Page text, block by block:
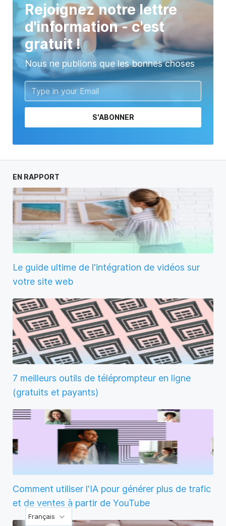
Rejoignez notre lettre
d'information - c'est
gratuit !
Nous ne publions que les bonnes choses
S'ABONNER
EN RAPPORT
Le guide ultime de l'intégration de vidéos sur
votre site web
7 meilleurs outils de téléprompteur en ligne
(gratuits et payants)
Comment utiliser l'IA pour générer plus de trafic
et de ventes à partir de YouTube
Français